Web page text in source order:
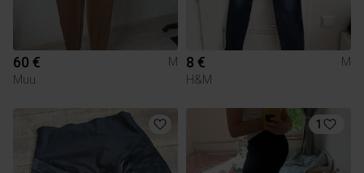
60 €
M
Muu
8 €
M
H&M
1